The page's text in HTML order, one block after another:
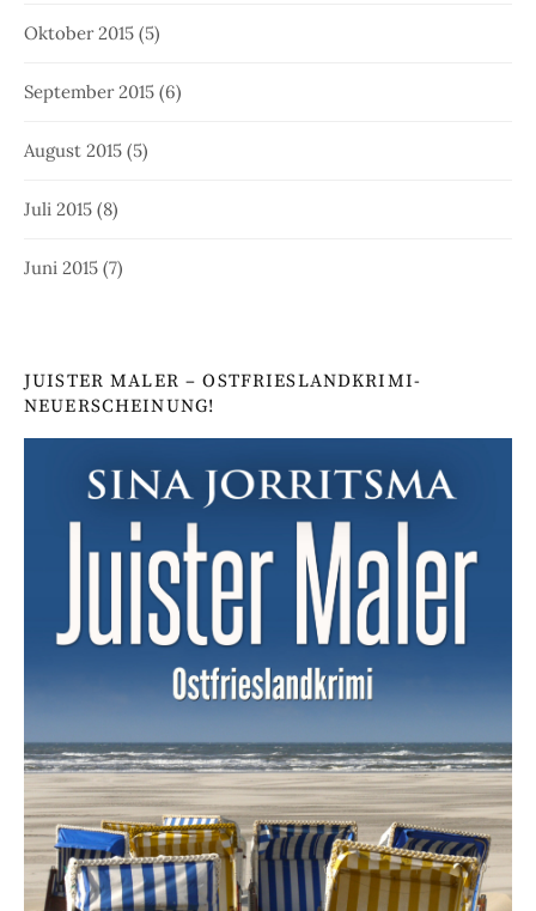
Oktober 2015 (5)
September 2015 (6)
August 2015 (5)
Juli 2015 (8)
Juni 2015 (7)
JUISTER MALER – OSTFRIESLANDKRIMI-
NEUERSCHEINUNG!